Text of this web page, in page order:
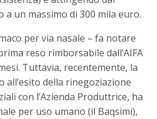
un massimo di 300 mila euro.
per via nasale – fa notare
reso rimborsabile dall’AIFA
Tuttavia, recentemente, la
all’esito della rinegoziazione
con l’Azienda Produttrice, ha
per uso umano (il Baqsimi),